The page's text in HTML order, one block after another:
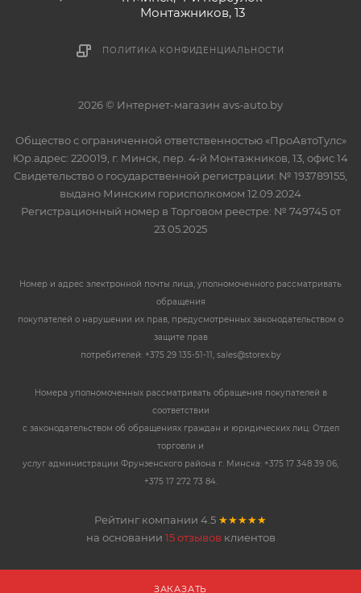
ЗАКАЗАТЬ
Монтажников, 13
ПОЛИТИКА КОНФИДЕНЦИАЛЬНОСТИ
2026 © Интернет-магазин avs-auto.by
Общество с ограниченной ответственностью «ПроАвтоТулс»
Юр.адрес: 220019, г. Минск, пер. 4-й Монтажников, 13, офис 14
Свидетельство о государственной регистрации: № 193789155,
выдано Минским горисполкомом 12.09.2024
Регистрационный номер в Торговом реестре: № 749745 от
23.05.2025
Номер и адрес электронной почты лица, уполномоченного рассматривать
обращения
покупателей о нарушении их прав, предусмотренных законодательством о
защите прав
потребителей: +375 29 135-51-11, sales@storex.by
Номера уполномоченных рассматривать обращения покупателей в
соответствии
с законодательством об обращениях граждан и юридических лиц: Отдел
торговли и
услуг администрации Фрунзенского района г. Минска: +375 17 348 39 06,
+375 17 272 73 84.
Рейтинг компании 4.5 ★★★★★
на основании 15 отзывов клиентов